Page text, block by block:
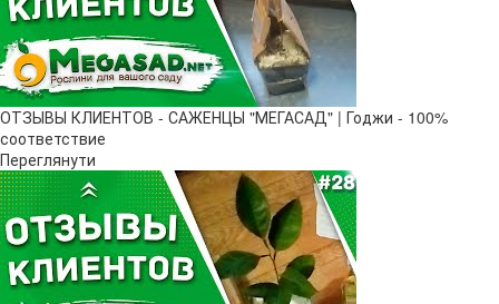
ОТЗЫВЫ КЛИЕНТОВ - САЖЕНЦЫ "МЕГАСАД" | Годжи - 100%
соответствие
Переглянути